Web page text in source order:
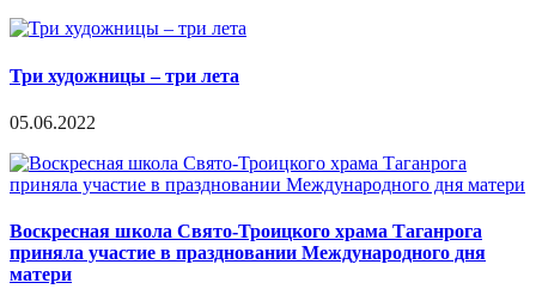
Три художницы – три лета
05.06.2022
Воскресная школа Свято-Троицкого храма Таганрога
приняла участие в праздновании Международного дня
матери